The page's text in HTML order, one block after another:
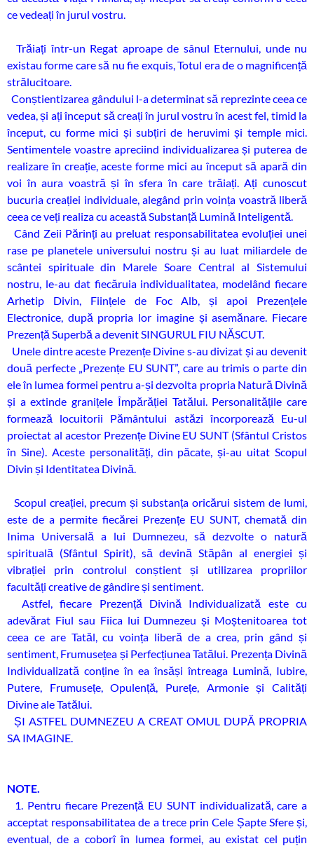
ce vedeați în jurul vostru.
Trăiați într-un Regat aproape de sânul Eternului, unde nu
existau forme care să nu fie exquis, Totul era de o magnificență
strălucitoare.
Conștientizarea gândului l-a determinat să reprezinte ceea ce
vedea, și ați început să creați în jurul vostru în acest fel, timid la
început, cu forme mici și subțiri de heruvimi și temple mici.
Sentimentele voastre apreciind individualizarea și puterea de
realizare în creație, aceste forme mici au început să apară din
voi în aura voastră și în sfera în care trăiați. Ați cunoscut
bucuria creației individuale, alegând prin voința voastră liberă
ceea ce veți realiza cu această Substanță Lumină Inteligentă.
Când Zeii Părinți au preluat responsabilitatea evoluției unei
rase pe planetele universului nostru și au luat miliardele de
scântei spirituale din Marele Soare Central al Sistemului
nostru, le-au dat fiecăruia individualitatea, modelând fiecare
Arhetip Divin, Ființele de Foc Alb, și apoi Prezențele
Electronice, după propria lor imagine și asemănare. Fiecare
Prezență Superbă a devenit SINGURUL FIU NĂSCUT.
Unele dintre aceste Prezențe Divine s-au divizat și au devenit
două perfecte „Prezențe EU SUNT”, care au trimis o parte din
ele în lumea formei pentru a-și dezvolta propria Natură Divină
și a extinde granițele Împărăției Tatălui. Personalitățile care
formează locuitorii Pământului astăzi încorporează Eu-ul
proiectat al acestor Prezențe Divine EU SUNT (Sfântul Cristos
în Sine). Aceste personalități, din păcate, și-au uitat Scopul
Divin și Identitatea Divină.
Scopul creației, precum și substanța oricărui sistem de lumi,
este de a permite fiecărei Prezențe EU SUNT, chemată din
Inima Universală a lui Dumnezeu, să dezvolte o natură
spirituală (Sfântul Spirit), să devină Stăpân al energiei și
vibrației prin controlul conștient și utilizarea propriilor
facultăți creative de gândire și sentiment.
Astfel, fiecare Prezență Divină Individualizată este cu
adevărat Fiul sau Fiica lui Dumnezeu și Moștenitoarea tot
ceea ce are Tatăl, cu voința liberă de a crea, prin gând și
sentiment, Frumusețea și Perfecțiunea Tatălui. Prezența Divină
Individualizată conține în ea însăși întreaga Lumină, Iubire,
Putere, Frumusețe, Opulență, Purețe, Armonie și Calități
Divine ale Tatălui.
ȘI ASTFEL DUMNEZEU A CREAT OMUL DUPĂ PROPRIA
SA IMAGINE.
NOTE.
1. Pentru fiecare Prezență EU SUNT individualizată, care a
acceptat responsabilitatea de a trece prin Cele Șapte Sfere și,
eventual, de a coborî în lumea formei, au existat cel puțin